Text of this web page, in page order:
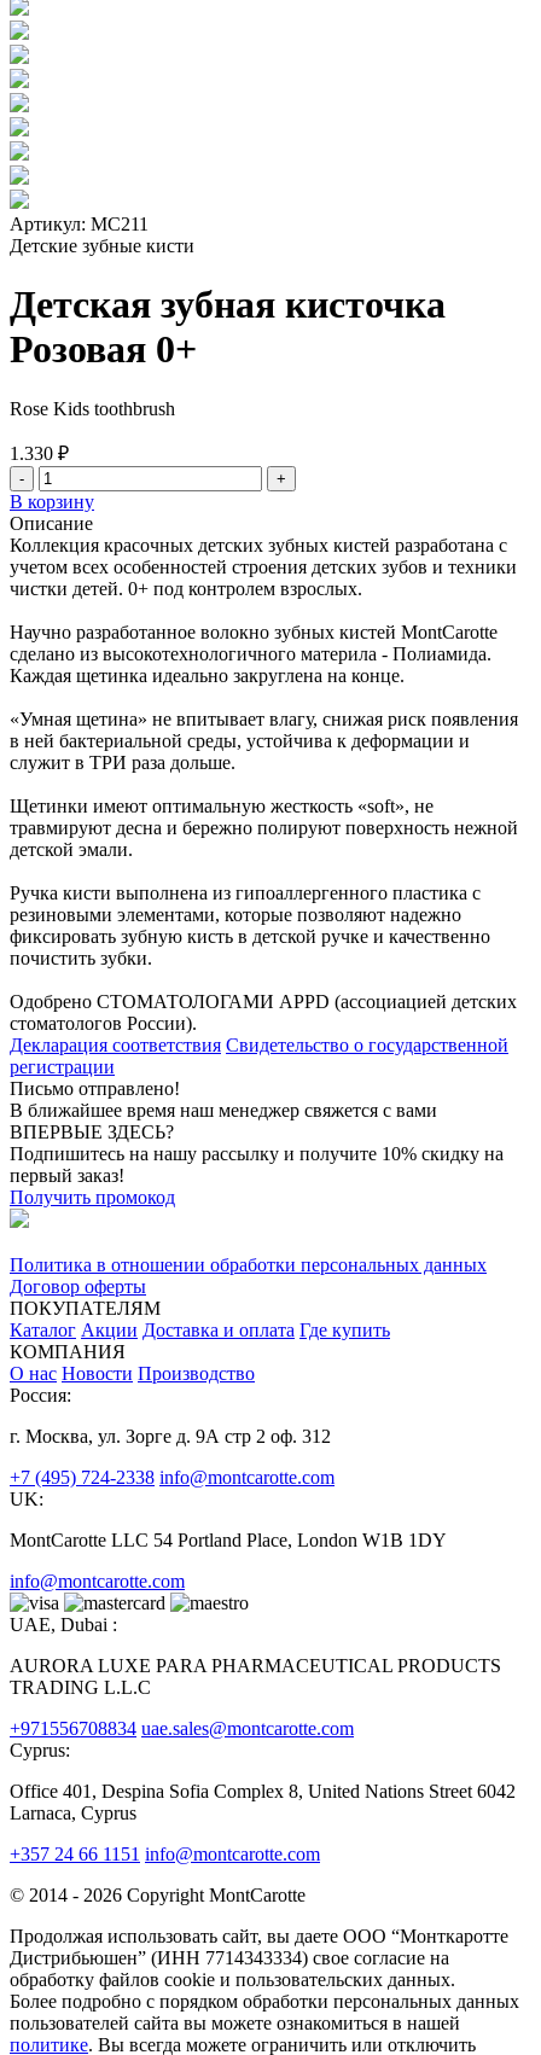
Артикул: МС211
Детские зубные кисти
Детская зубная кисточка
Розовая 0+
Rose Kids toothbrush
1.330 ₽
- +
В корзину
Описание
Коллекция красочных детских зубных кистей разработана с
учетом всех особенностей строения детских зубов и техники
чистки детей. 0+ под контролем взрослых.
Научно разработанное волокно зубных кистей MontCarotte
сделано из высокотехнологичного материла - Полиамида.
Каждая щетинка идеально закруглена на конце.
«Умная щетина» не впитывает влагу, снижая риск появления
в ней бактериальной среды, устойчива к деформации и
служит в ТРИ раза дольше.
Щетинки имеют оптимальную жесткость «soft», не
травмируют десна и бережно полируют поверхность нежной
детской эмали.
Ручка кисти выполнена из гипоаллергенного пластика с
резиновыми элементами, которые позволяют надежно
фиксировать зубную кисть в детской ручке и качественно
почистить зубки.
Одобрено СТОМАТОЛОГАМИ APPD (ассоциацией детских
стоматологов России).
Декларация соответствия Свидетельство о государственной
регистрации
Письмо отправлено!
В ближайшее время наш менеджер свяжется с вами
ВПЕРВЫЕ ЗДЕСЬ?
Подпишитесь на нашу рассылку и получите 10% скидку на
первый заказ!
Получить промокод
Политика в отношении обработки персональных данных
Договор оферты
ПОКУПАТЕЛЯМ
Каталог Акции Доставка и оплата Где купить
КОМПАНИЯ
О нас Новости Производство
Россия:
г. Москва, ул. Зорге д. 9А стр 2 оф. 312
+7 (495) 724-2338 info@montcarotte.com
UK:
MontCarotte LLC 54 Portland Place, London W1B 1DY
info@montcarotte.com
UAE, Dubai :
AURORA LUXE PARA PHARMACEUTICAL PRODUCTS
TRADING L.L.C
+971556708834 uae.sales@montcarotte.com
Cyprus:
Office 401, Despina Sofia Complex 8, United Nations Street 6042
Larnaca, Cyprus
+357 24 66 1151 info@montcarotte.com
© 2014 - 2026 Copyright MontCarotte
Продолжая использовать сайт, вы даете ООО “Монткаротте
Дистрибьюшен” (ИНН 7714343334) свое согласие на
обработку файлов cookie и пользовательских данных.
Более подробно с порядком обработки персональных данных
пользователей сайта вы можете ознакомиться в нашей
политике. Вы всегда можете ограничить или отключить